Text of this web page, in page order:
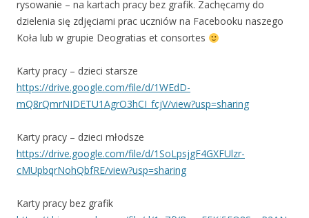
rysowanie – na kartach pracy bez grafik. Zachęcamy do
dzielenia się zdjęciami prac uczniów na Facebooku naszego
Koła lub w grupie Deogratias et consortes
Karty pracy – dzieci starsze
https://drive.google.com/file/d/1WEdD-
mQ8rQmrNIDETU1AgrO3hCI_fcjV/view?usp=sharing
Karty pracy – dzieci młodsze
https://drive.google.com/file/d/1SoLpsjgF4GXFUlzr-
cMUpbqrNohQbfRE/view?usp=sharing
Karty pracy bez grafik